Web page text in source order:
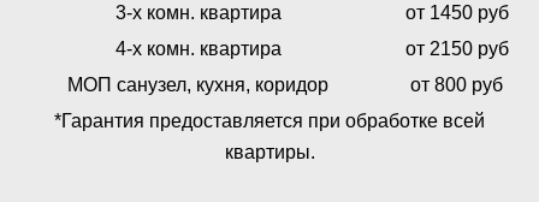
3-х комн. квартира
от 1450 руб
4-х комн. квартира
от 2150 руб
МОП санузел, кухня, коридор
от 800 руб
*Гарантия предоставляется при обработке всей
квартиры.